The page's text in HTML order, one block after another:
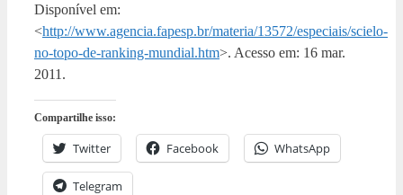
Disponível em:
<http://www.agencia.fapesp.br/materia/13572/especiais/scielo-
no-topo-de-ranking-mundial.htm>. Acesso em: 16 mar.
2011.
Compartilhe isso:
Twitter Facebook WhatsApp
Telegram